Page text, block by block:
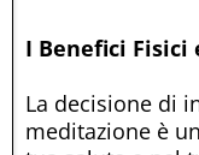
I Benefici
La decisione di
meditazione è